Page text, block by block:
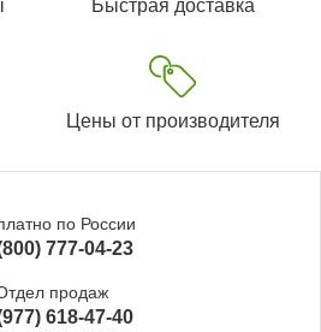
Быстрая доставка
Цены от производителя
по России
777-04-23
продаж
618-47-40